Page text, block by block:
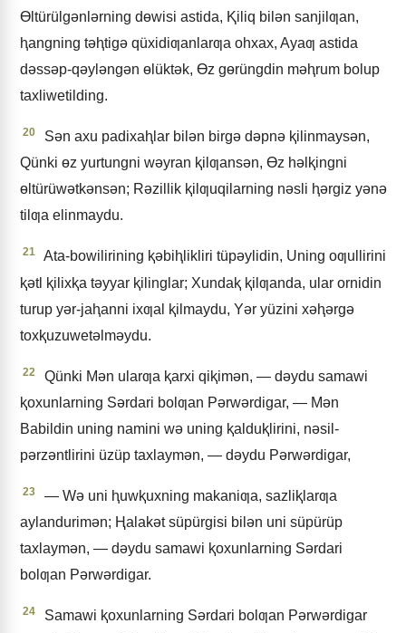
Ɵltürülgǝnlǝrning dɵwisi astida, Ⱪiliq bilǝn sanjilƣan,
ⱨangning tǝⱨtigǝ qüxidiƣanlarƣa ohxax, Ayaƣ astida
dǝssǝp-qǝylǝngǝn ɵlüktǝk, Ɵz gɵrüngdin mǝⱨrum bolup
taxliwetilding.
20
Sǝn axu padixaⱨlar bilǝn birgǝ dǝpnǝ ⱪilinmaysǝn,
Qünki ɵz yurtungni wǝyran ⱪilƣansǝn, Ɵz hǝlⱪingni
ɵltürüwǝtkǝnsǝn; Rǝzillik ⱪilƣuqilarning nǝsli ⱨǝrgiz yǝnǝ
tilƣa elinmaydu.
21
Ata-bowilirining ⱪǝbiⱨlikliri tüpǝylidin, Uning oƣullirini
ⱪǝtl ⱪilixⱪa tǝyyar ⱪilinglar; Xundaⱪ ⱪilƣanda, ular ornidin
turup yǝr-jaⱨanni ixƣal ⱪilmaydu, Yǝr yüzini xǝⱨǝrgǝ
toxⱪuzuwetǝlmǝydu.
22
Qünki Mǝn ularƣa ⱪarxi qiⱪimǝn, — dǝydu samawi
ⱪoxunlarning Sǝrdari bolƣan Pǝrwǝrdigar, — Mǝn
Babildin uning namini wǝ uning ⱪalduⱪlirini, nǝsil-
pǝrzǝntlirini üzüp taxlaymǝn, — dǝydu Pǝrwǝrdigar,
23
— Wǝ uni ⱨuwⱪuxning makaniƣa, sazliⱪlarƣa
aylandurimǝn; Ⱨalakǝt süpürgisi bilǝn uni süpürüp
taxlaymǝn, — dǝydu samawi ⱪoxunlarning Sǝrdari
bolƣan Pǝrwǝrdigar.
24
Samawi ⱪoxunlarning Sǝrdari bolƣan Pǝrwǝrdigar